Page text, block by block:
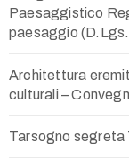
Paesaggistico
paesaggio
Architettura
culturali –
Tarsogno segreta